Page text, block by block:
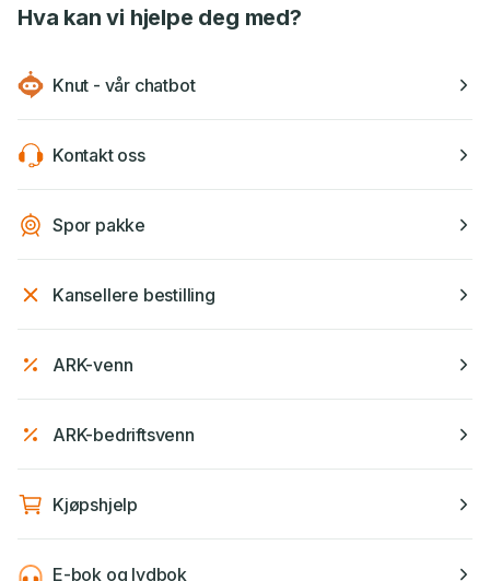
Hva kan vi hjelpe deg med?
Knut - vår chatbot
Kontakt oss
Spor pakke
Kansellere bestilling
ARK-venn
ARK-bedriftsvenn
Kjøpshjelp
E-bok og lydbok